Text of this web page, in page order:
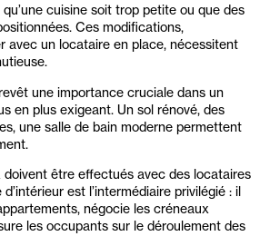
cuisine soit trop petite ou que des
Ces modifications,
avec un locataire en place, nécessitent
une importance cruciale dans un
en plus exigeant. Un sol rénové, des
une salle de bain moderne permettent
doivent être effectués avec des locataires
est l’intermédiaire privilégié : il
négocie les créneaux
les occupants sur le déroulement des